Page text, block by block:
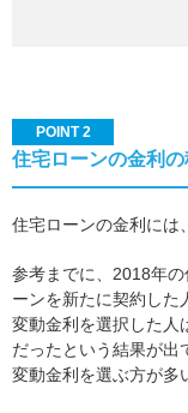
POINT 2
住宅ローンの金利
住宅ローンの金利には
参考までに、2018年
ーンを新たに契約した
変動金利を選択した人
だったという結果が出
変動金利を選ぶ方が多